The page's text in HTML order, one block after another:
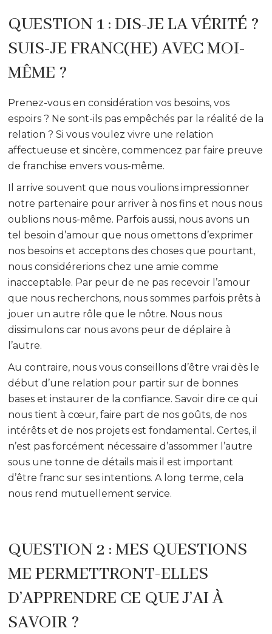
QUESTION 1 : DIS-JE LA VÉRITÉ ?
SUIS-JE FRANC(HE) AVEC MOI-
MÊME ?
Prenez-vous en considération vos besoins, vos
espoirs ? Ne sont-ils pas empêchés par la réalité de la
relation ? Si vous voulez vivre une relation
affectueuse et sincère, commencez par faire preuve
de franchise envers vous-même.
Il arrive souvent que nous voulions impressionner
notre partenaire pour arriver à nos fins et nous nous
oublions nous-même. Parfois aussi, nous avons un
tel besoin d’amour que nous omettons d’exprimer
nos besoins et acceptons des choses que pourtant,
nous considérerions chez une amie comme
inacceptable. Par peur de ne pas recevoir l’amour
que nous recherchons, nous sommes parfois prêts à
jouer un autre rôle que le nôtre. Nous nous
dissimulons car nous avons peur de déplaire à
l’autre.
Au contraire, nous vous conseillons d’être vrai dès le
début d’une relation pour partir sur de bonnes
bases et instaurer de la confiance. Savoir dire ce qui
nous tient à cœur, faire part de nos goûts, de nos
intérêts et de nos projets est fondamental. Certes, il
n’est pas forcément nécessaire d’assommer l’autre
sous une tonne de détails mais il est important
d’être franc sur ses intentions. A long terme, cela
nous rend mutuellement service.
QUESTION 2 : MES QUESTIONS
ME PERMETTRONT-ELLES
D’APPRENDRE CE QUE J’AI À
SAVOIR ?